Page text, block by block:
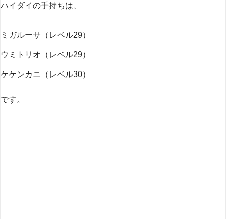
ハイダイの手持ちは、
ミガルーサ（レベル29）
ウミトリオ（レベル29）
ケケンカニ（レベル30）
です。